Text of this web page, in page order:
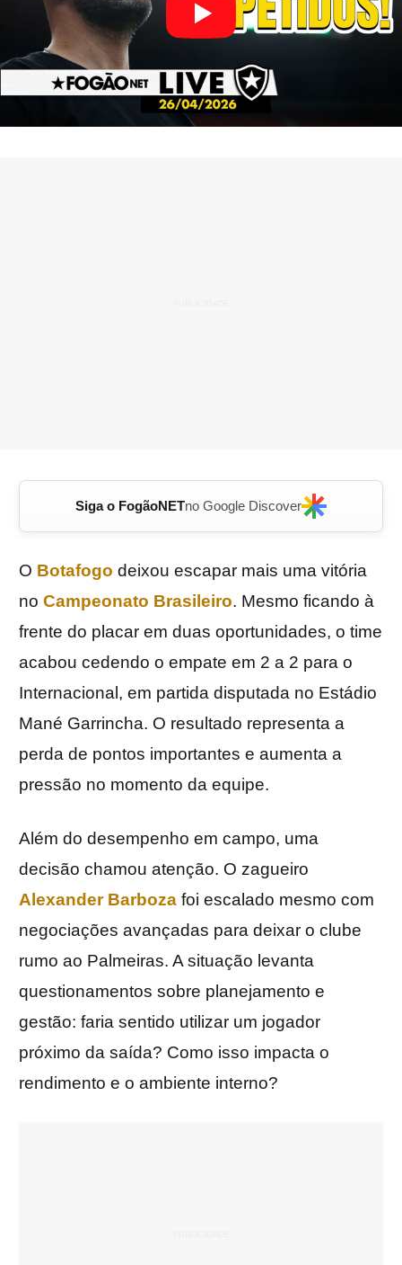
Siga o FogãoNETno Google Discover
O Botafogo deixou escapar mais uma vitória
no Campeonato Brasileiro. Mesmo ficando à
frente do placar em duas oportunidades, o time
acabou cedendo o empate em 2 a 2 para o
Internacional, em partida disputada no Estádio
Mané Garrincha. O resultado representa a
perda de pontos importantes e aumenta a
pressão no momento da equipe.
Além do desempenho em campo, uma
decisão chamou atenção. O zagueiro
Alexander Barboza foi escalado mesmo com
negociações avançadas para deixar o clube
rumo ao Palmeiras. A situação levanta
questionamentos sobre planejamento e
gestão: faria sentido utilizar um jogador
próximo da saída? Como isso impacta o
rendimento e o ambiente interno?